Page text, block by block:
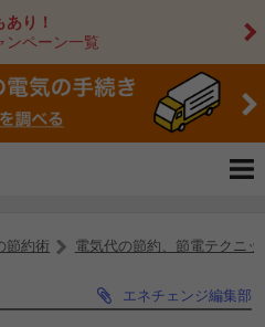
り！
ンペーン一覧
節約術 電気代の節約、節電テクニッ
エネチェンジ編集部